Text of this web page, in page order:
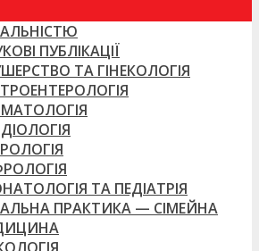
ПУБЛІКАЦІЇ
ТА ГІНЕКОЛОГІЯ
ТА ПЕДІАТРІЯ
ПРАКТИКА — СІМЕЙНА